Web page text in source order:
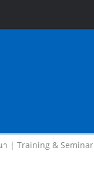
| Training & Seminar